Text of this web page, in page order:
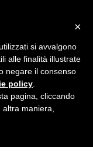
×
si avvalgono
alle finalità illustrate
negare il consenso
policy
pagina, cliccando
maniera,